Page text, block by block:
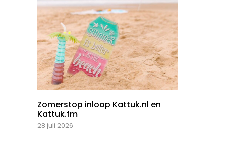
Zomerstop inloop Kattuk.nl en
Kattuk.fm
28 juli 2026